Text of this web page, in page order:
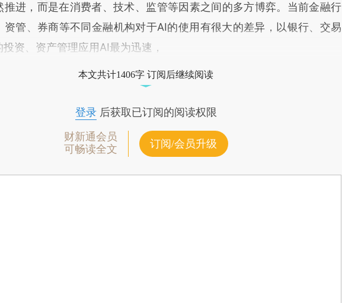
推进，而是在消费者、技术、监管等因素之间的多方博弈。当前金融行
资管、券商等不同金融机构对于AI的使用有很大的差异，以银行、交易
投资、资产管理应用AI最为迅速，
本文共计1406字 订阅后继续阅读
登录后获取已订阅的阅读权限
财新通会员
可畅读全文
订阅/会员升级